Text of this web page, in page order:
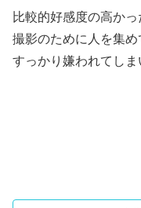
比較的好感度の高か
撮影のために人を集め
すっかり嫌われてしま